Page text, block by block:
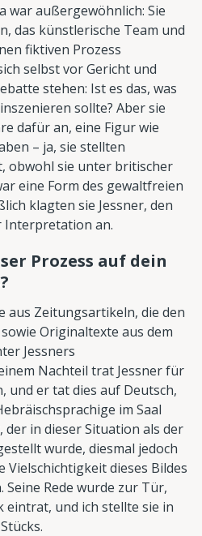
war außergewöhnlich: Sie
das künstlerische Team und
fiktiven Prozess
selbst vor Gericht und
stehen: Ist es das, was
sollte? Aber sie
dafür an, eine Figur wie
– ja, sie stellten
obwohl sie unter britischer
eine Form des gewaltfreien
klagten sie Jessner, den
Interpretation an.
Prozess auf dein
aus Zeitungsartikeln, die den
Originaltexte aus dem
Jessners
Nachteil trat Jessner für
und er tat dies auf Deutsch,
im Saal
der in dieser Situation als der
wurde, diesmal jedoch
Vielschichtigkeit dieses Bildes
Seine Rede wurde zur Tür,
eintrat, und ich stellte sie in